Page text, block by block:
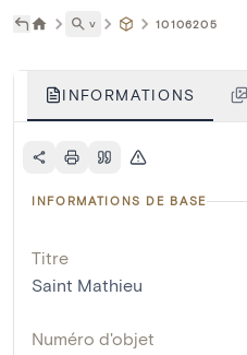
˅ 10106205
INFORMATIONS
INFORMATIONS DE BASE
Titre
Saint Mathieu
Numéro d'objet